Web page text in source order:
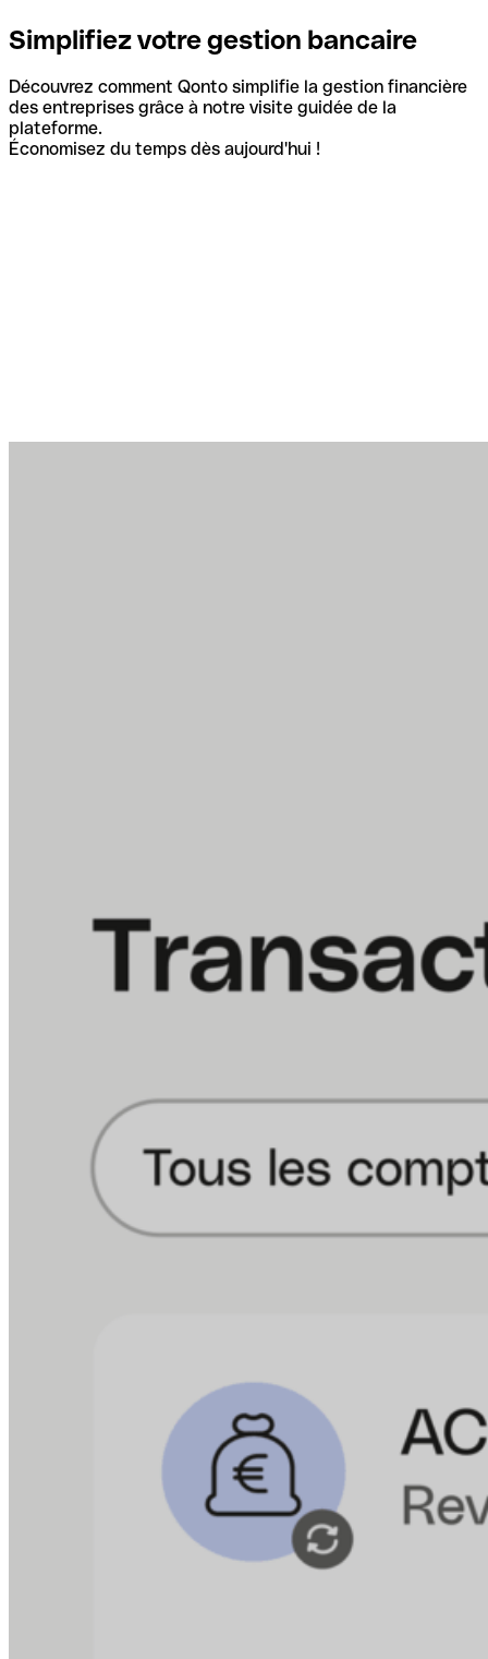
Simplifiez votre gestion bancaire
Découvrez comment Qonto simplifie la gestion financière
des entreprises grâce à notre visite guidée de la
plateforme.
Économisez du temps dès aujourd'hui !